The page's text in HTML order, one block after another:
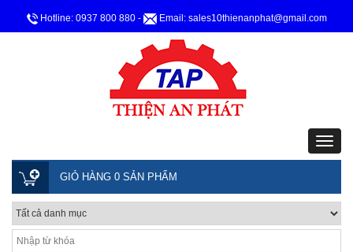
Hotline: 0937 800 880 - Email: sales10thienanphat@gmail.com
GIỎ HÀNG 0 SẢN PHẨM